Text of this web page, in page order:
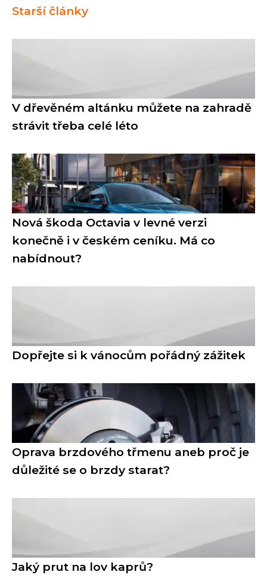
Starší články
V dřevěném altánku můžete na zahradě
strávit třeba celé léto
Nová škoda Octavia v levné verzi
konečně i v českém ceníku. Má co
nabídnout?
Dopřejte si k vánocům pořádný zážitek
Oprava brzdového třmenu aneb proč je
důležité se o brzdy starat?
Jaký prut na lov kaprů?